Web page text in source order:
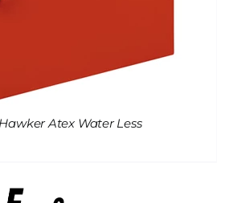
Atex Water Less